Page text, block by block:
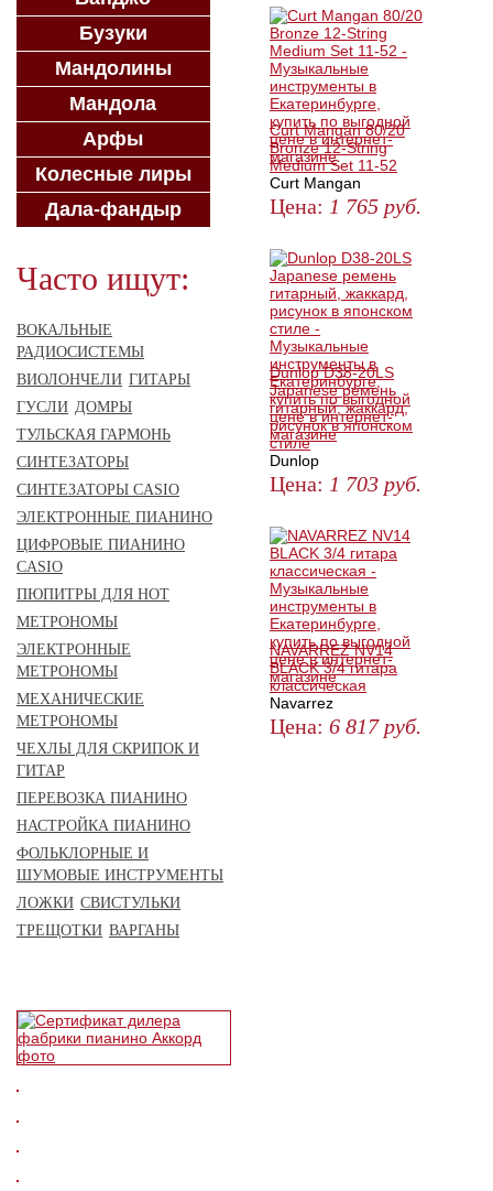
Curt Mangan 80/20
Bronze 12-String
Medium Set 11-52
Curt Mangan
Цена: 1 765 руб.
Dunlop D38-20LS
Japanese ремень
гитарный, жаккард,
рисунок в японском
стиле
Dunlop
Цена: 1 703 руб.
NAVARREZ NV14
BLACK 3/4 гитара
классическая
Navarrez
Цена: 6 817 руб.
Бузуки
Мандолины
Мандола
Арфы
Колесные лиры
Дала-фандыр
Часто ищут:
ВОКАЛЬНЫЕ
РАДИОСИСТЕМЫ
ВИОЛОНЧЕЛИ ГИТАРЫ
ГУСЛИ ДОМРЫ
ТУЛЬСКАЯ ГАРМОНЬ
СИНТЕЗАТОРЫ
СИНТЕЗАТОРЫ CASIO
ЭЛЕКТРОННЫЕ ПИАНИНО
ЦИФРОВЫЕ ПИАНИНО
CASIO
ПЮПИТРЫ ДЛЯ НОТ
МЕТРОНОМЫ
ЭЛЕКТРОННЫЕ
МЕТРОНОМЫ
МЕХАНИЧЕСКИЕ
МЕТРОНОМЫ
ЧЕХЛЫ ДЛЯ СКРИПОК И
ГИТАР
ПЕРЕВОЗКА ПИАНИНО
НАСТРОЙКА ПИАНИНО
ФОЛЬКЛОРНЫЕ И
ШУМОВЫЕ ИНСТРУМЕНТЫ
ЛОЖКИ СВИСТУЛЬКИ
ТРЕЩОТКИ ВАРГАНЫ